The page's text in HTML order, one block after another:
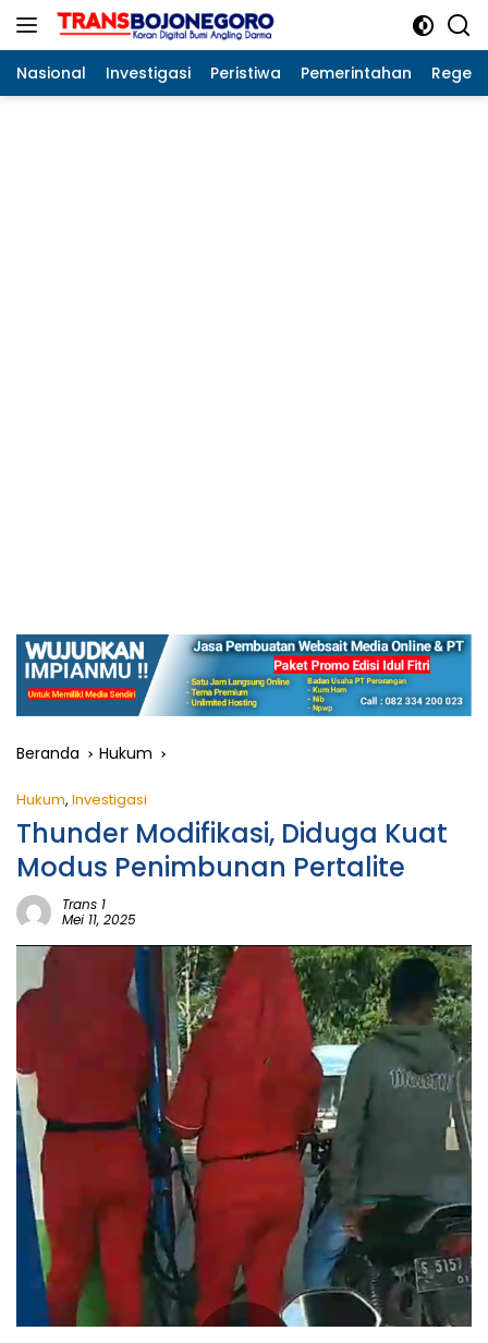
Langsung
Nasional Investigasi Peristiwa Pemerintahan
Beranda Hukum
Hukum, Investigasi
Thunder Modifikasi, Diduga Kuat
Modus Penimbunan Pertalite
Trans 1
Mei 11, 2025